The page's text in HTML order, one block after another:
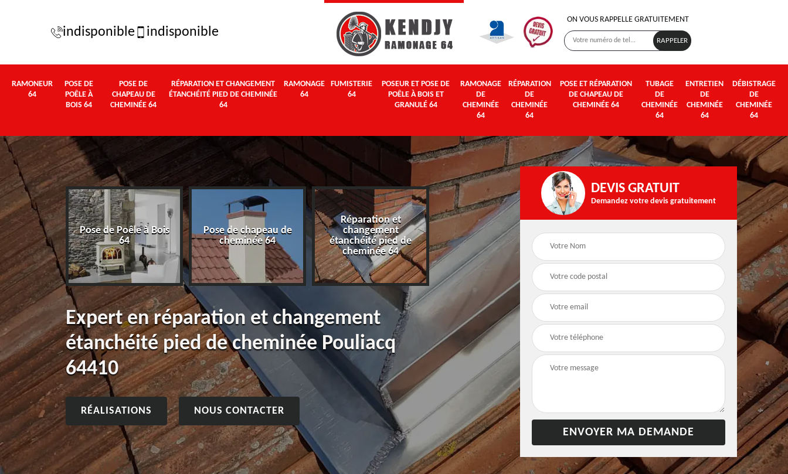
indisponible indisponible
ON VOUS RAPPELLE GRATUITEMENT
RAMONEUR
64
POSE DE
POÊLE À
BOIS 64
POSE DE
CHAPEAU DE
CHEMINÉE 64
RÉPARATION ET CHANGEMENT
ÉTANCHÉITÉ PIED DE CHEMINÉE
64
RAMONAGE
64
FUMISTERIE
64
POSEUR ET POSE DE
POÊLE À BOIS ET
GRANULÉ 64
RAMONAGE
DE
CHEMINÉE
64
RÉPARATION
DE
CHEMINÉE
64
POSE ET RÉPARATION
DE CHAPEAU DE
CHEMINÉE 64
TUBAGE
DE
CHEMINÉE
64
ENTRETIEN
DE
CHEMINÉE
64
DÉBISTRAGE
DE
CHEMINÉE
64
64
Pose de Poêle à Bois
64
Pose de chapeau de
cheminée 64
Réparation et
changement
étanchéité pied de
cheminée 64
Ramonage 64 Fumisterie 64
Poseur et pose de
poêle à bois et
Expert en réparation et changement
étanchéité pied de cheminée Pouliacq
64410
RÉALISATIONS NOUS CONTACTER
DEVIS GRATUIT
Demandez votre devis gratuitement